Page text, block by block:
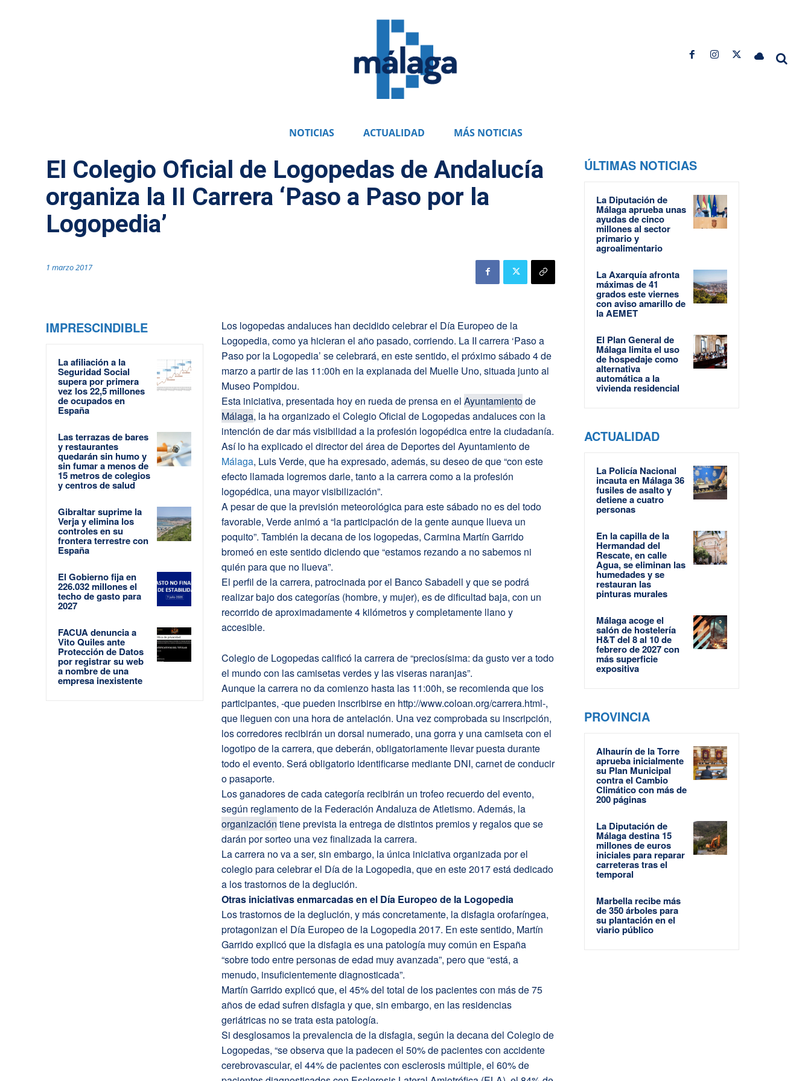
NOTICIAS ACTUALIDAD MÁS NOTICIAS
El Colegio Oficial de Logopedas de Andalucía
organiza la II Carrera ‘Paso a Paso por la
Logopedia’
1 marzo 2017
IMPRESCINDIBLE
La afiliación a la
Seguridad Social
supera por primera
vez los 22,5 millones
de ocupados en
España
Las terrazas de bares
y restaurantes
quedarán sin humo y
sin fumar a menos de
15 metros de colegios
y centros de salud
Gibraltar suprime la
Verja y elimina los
controles en su
frontera terrestre con
España
El Gobierno fija en
226.032 millones el
techo de gasto para
2027
FACUA denuncia a
Vito Quiles ante
Protección de Datos
por registrar su web
a nombre de una
empresa inexistente
Los logopedas andaluces han decidido celebrar el Día Europeo de la
Logopedia, como ya hicieran el año pasado, corriendo. La II carrera ‘Paso a
Paso por la Logopedia’ se celebrará, en este sentido, el próximo sábado 4 de
marzo a partir de las 11:00h en la explanada del Muelle Uno, situada junto al
Museo Pompidou.
Esta iniciativa, presentada hoy en rueda de prensa en elAyuntamientode
Málaga, la ha organizado el Colegio Oficial de Logopedas andaluces con la
intención de dar más visibilidad a la profesión logopédica entre la ciudadanía.
Así lo ha explicado el director del área de Deportes del Ayuntamiento de
Málaga, Luis Verde, que ha expresado, además, su deseo de que “con este
efecto llamada logremos darle, tanto a la carrera como a la profesión
logopédica, una mayor visibilización”.
A pesar de que la previsión meteorológica para este sábado no es del todo
favorable, Verde animó a “la participación de la gente aunque llueva un
poquito”. También la decana de los logopedas, Carmina Martín Garrido
bromeó en este sentido diciendo que “estamos rezando a no sabemos ni
quién para que no llueva”.
El perfil de la carrera, patrocinada por el Banco Sabadell y que se podrá
realizar bajo dos categorías (hombre, y mujer), es de dificultad baja, con un
recorrido de aproximadamente 4 kilómetros y completamente llano y
accesible.
Colegio de Logopedas calificó la carrera de “preciosísima: da gusto ver a todo
el mundo con las camisetas verdes y las viseras naranjas”.
Aunque la carrera no da comienzo hasta las 11:00h, se recomienda que los
participantes, -que pueden inscribirse en http://www.coloan.org/carrera.html-,
que lleguen con una hora de antelación. Una vez comprobada su inscripción,
los corredores recibirán un dorsal numerado, una gorra y una camiseta con el
logotipo de la carrera, que deberán, obligatoriamente llevar puesta durante
todo el evento. Será obligatorio identificarse mediante DNI, carnet de conducir
o pasaporte.
Los ganadores de cada categoría recibirán un trofeo recuerdo del evento,
según reglamento de la Federación Andaluza de Atletismo. Además, la
organización tiene prevista la entrega de distintos premios y regalos que se
darán por sorteo una vez finalizada la carrera.
La carrera no va a ser, sin embargo, la única iniciativa organizada por el
colegio para celebrar el Día de la Logopedia, que en este 2017 está dedicado
a los trastornos de la deglución.
Otras iniciativas enmarcadas en el Día Europeo de la Logopedia
Los trastornos de la deglución, y más concretamente, la disfagia orofaríngea,
protagonizan el Día Europeo de la Logopedia 2017. En este sentido, Martín
Garrido explicó que la disfagia es una patología muy común en España
“sobre todo entre personas de edad muy avanzada”, pero que “está, a
menudo, insuficientemente diagnosticada”.
Martín Garrido explicó que, el 45% del total de los pacientes con más de 75
años de edad sufren disfagia y que, sin embargo, en las residencias
geriátricas no se trata esta patología.
Si desglosamos la prevalencia de la disfagia, según la decana del Colegio de
Logopedas, “se observa que la padecen el 50% de pacientes con accidente
cerebrovascular, el 44% de pacientes con esclerosis múltiple, el 60% de
ÚLTIMAS NOTICIAS
La Diputación de
Málaga aprueba unas
ayudas de cinco
millones al sector
primario y
agroalimentario
La Axarquía afronta
máximas de 41
grados este viernes
con aviso amarillo de
la AEMET
El Plan General de
Málaga limita el uso
de hospedaje como
alternativa
automática a la
vivienda residencial
ACTUALIDAD
La Policía Nacional
incauta en Málaga 36
fusiles de asalto y
detiene a cuatro
personas
En la capilla de la
Hermandad del
Rescate, en calle
Agua, se eliminan las
humedades y se
restauran las
pinturas murales
Málaga acoge el
salón de hostelería
H&T del 8 al 10 de
febrero de 2027 con
más superficie
expositiva
PROVINCIA
Alhaurín de la Torre
aprueba inicialmente
su Plan Municipal
contra el Cambio
Climático con más de
200 páginas
La Diputación de
Málaga destina 15
millones de euros
iniciales para reparar
carreteras tras el
temporal
Marbella recibe más
de 350 árboles para
su plantación en el
viario público